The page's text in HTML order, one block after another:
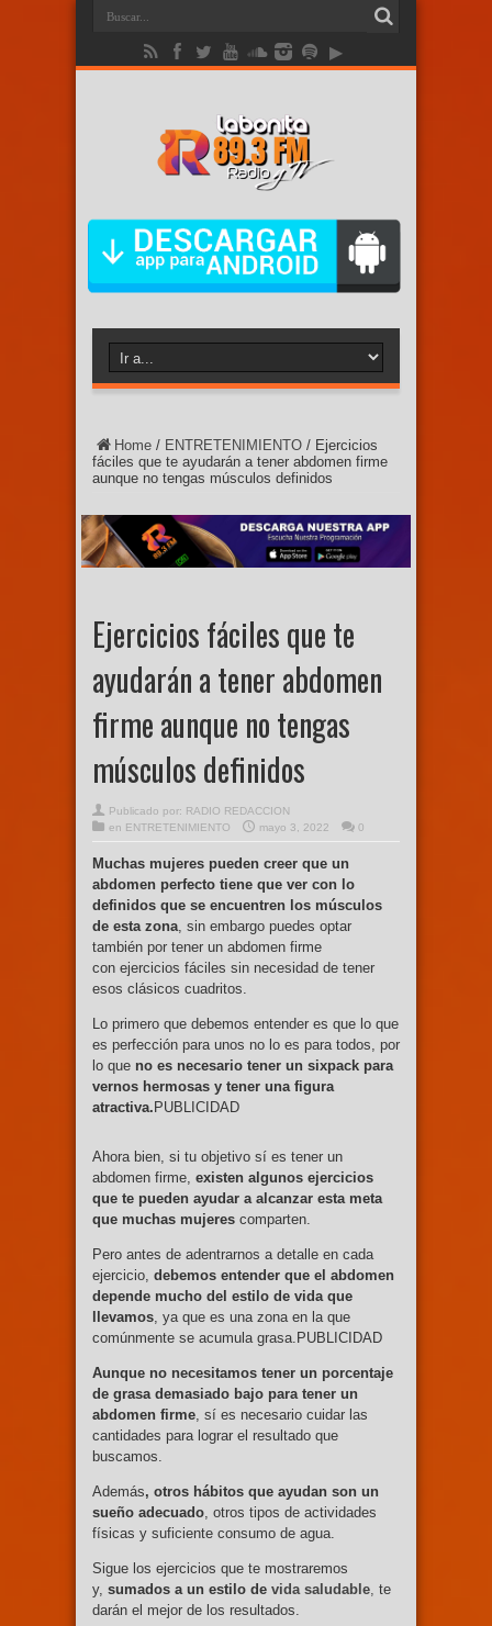
Home / ENTRETENIMIENTO / Ejercicios
fáciles que te ayudarán a tener abdomen firme
aunque no tengas músculos definidos
Ejercicios fáciles que te
ayudarán a tener abdomen
firme aunque no tengas
músculos definidos
Publicado por: RADIO REDACCION
en ENTRETENIMIENTO mayo 3, 2022 0
Muchas mujeres pueden creer que un
abdomen perfecto tiene que ver con lo
definidos que se encuentren los músculos
de esta zona , sin embargo puedes optar
también por tener un abdomen firme
con ejercicios fáciles sin necesidad de tener
esos clásicos cuadritos.
Lo primero que debemos entender es que lo que
es perfección para unos no lo es para todos, por
lo que no es necesario tener un sixpack para
vernos hermosas y tener una figura
atractiva. PUBLICIDAD
Ahora bien, si tu objetivo sí es tener un
abdomen firme, existen algunos ejercicios
que te pueden ayudar a alcanzar esta meta
que muchas mujeres comparten.
Pero antes de adentrarnos a detalle en cada
ejercicio, debemos entender que el abdomen
depende mucho del estilo de vida que
llevamos , ya que es una zona en la que
comúnmente se acumula grasa.PUBLICIDAD
Aunque no necesitamos tener un porcentaje
de grasa demasiado bajo para tener un
abdomen firme , sí es necesario cuidar las
cantidades para lograr el resultado que
buscamos.
Además, otros hábitos que ayudan son un
sueño adecuado , otros tipos de actividades
físicas y suficiente consumo de agua.
Sigue los ejercicios que te mostraremos
y, sumados a un estilo de vida saludable te
darán el mejor de los resultados.